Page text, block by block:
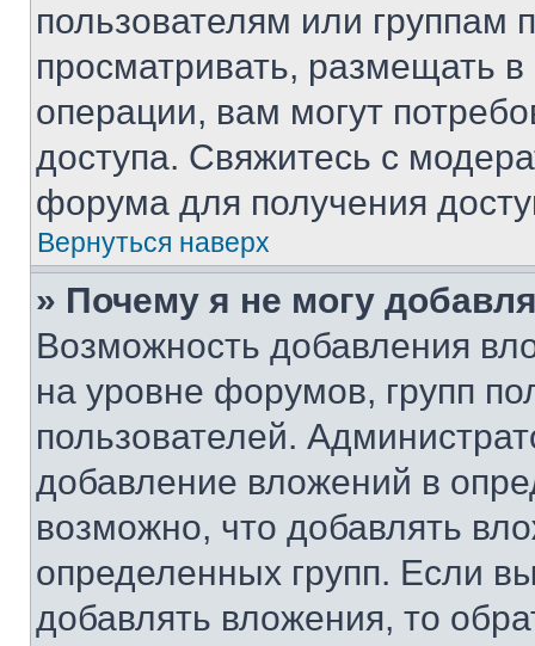
пользователям или группам
просматривать, размещать
операции, вам могут
доступа. Свяжитесь с
форума для получения
Вернуться наверх
» Почему я не могу
Возможность добавления
на уровне форумов, групп
пользователей.
добавление вложений в
возможно, что добавлять
определенных групп. Если
добавлять вложения, то